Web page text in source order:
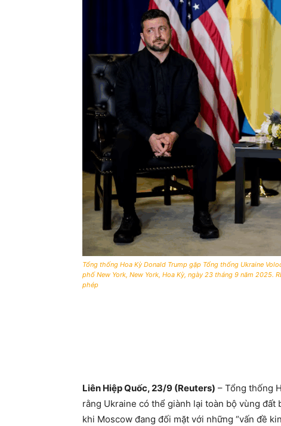
Tổng thống Hoa Kỳ Donald Trump gặp Tổng thống Ukraine
phố New York, New York, Hoa Kỳ, ngày 23 tháng 9 năm 2025.
phép
Liên Hiệp Quốc, 23/9 (Reuters) – Tổng thống
rằng Ukraine có thể giành lại toàn bộ vùng
khi Moscow đang đối mặt với những “vấn đề